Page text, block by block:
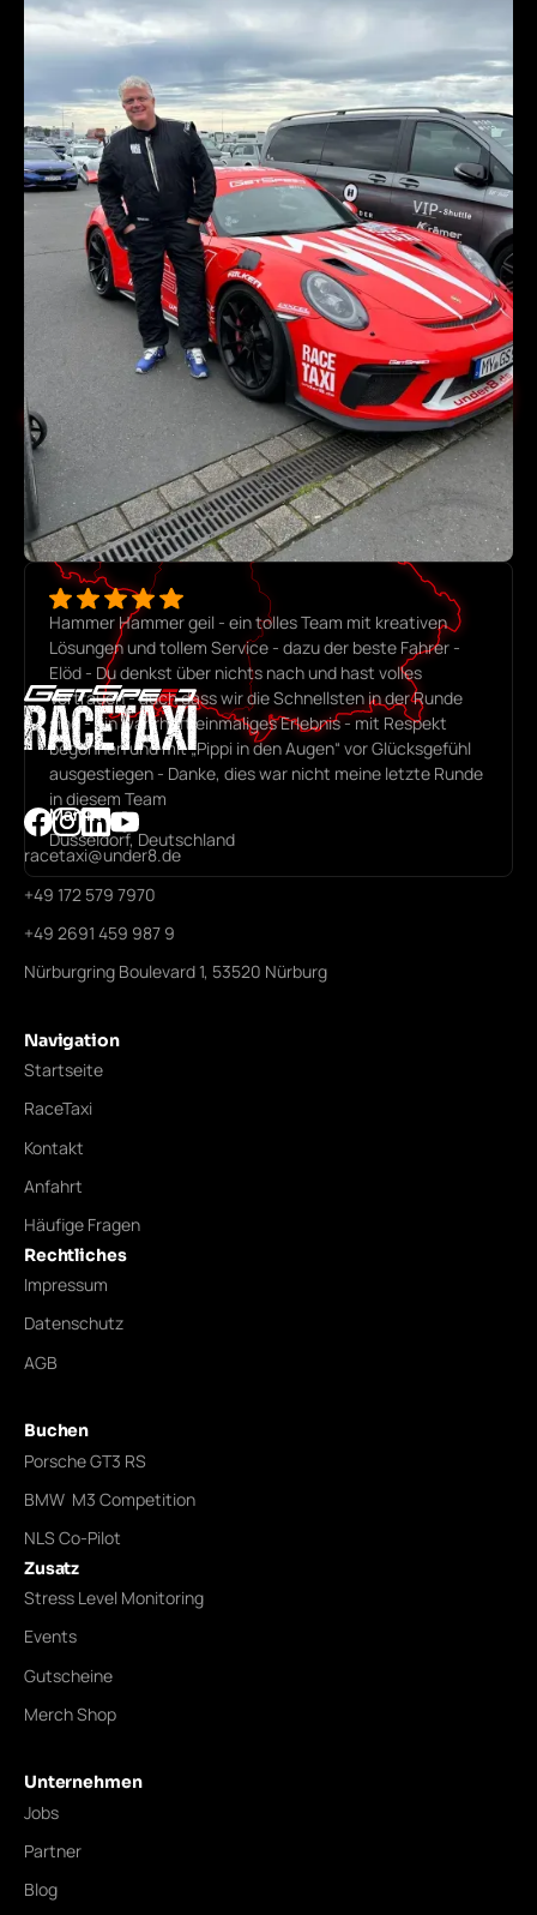
Hammer Hammer geil - ein tolles Team mit kreativen
Lösungen und tollem Service - dazu der beste Fahrer -
Elöd - Du denkst über nichts nach und hast volles
Vertrauen - auch dass wir die Schnellsten in der Runde
sind - ein wahrhaft einmaliges Erlebnis - mit Respekt
begonnen und mit „Pippi in den Augen“ vor Glücksgefühl
ausgestiegen - Danke, dies war nicht meine letzte Runde
in diesem Team
Martin
Düsseldorf, Deutschland
Mehr über uns
Navigation
Startseite
RaceTaxi
Kontakt
Anfahrt
Häufige Fragen
Rechtliches
Impressum
Datenschutz
AGB
Buchen
Porsche GT3 RS
BMW M3 Competition
NLS Co-Pilot
Zusatz
Stress Level Monitoring
Events
Gutscheine
Merch Shop
Unternehmen
Jobs
Partner
Blog
racetaxi@under8.de
+49 172 579 7970
+49 2691 459 987 9
Nürburgring Boulevard 1, 53520 Nürburg